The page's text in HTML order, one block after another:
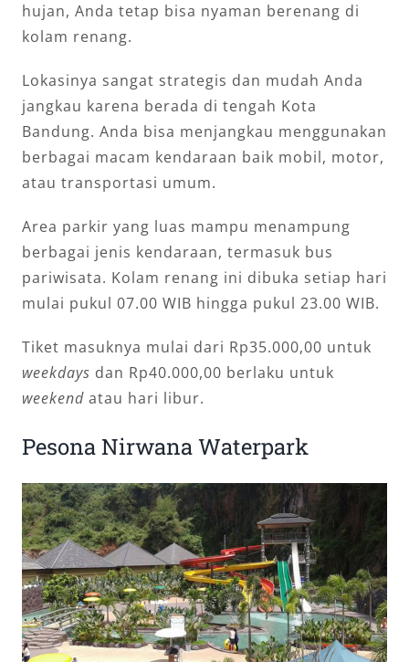
hujan, Anda tetap bisa nyaman berenang di
kolam renang.
Lokasinya sangat strategis dan mudah Anda
jangkau karena berada di tengah Kota
Bandung. Anda bisa menjangkau menggunakan
berbagai macam kendaraan baik mobil, motor,
atau transportasi umum.
Area parkir yang luas mampu menampung
berbagai jenis kendaraan, termasuk bus
pariwisata. Kolam renang ini dibuka setiap hari
mulai pukul 07.00 WIB hingga pukul 23.00 WIB.
Tiket masuknya mulai dari Rp35.000,00 untuk
weekdays dan Rp40.000,00 berlaku untuk
weekendatau hari libur.
Pesona Nirwana Waterpark